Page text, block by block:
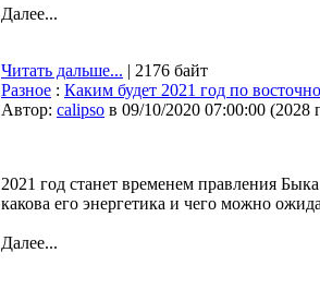
Далее...
Читать дальше... | 2176 байт
Разное : Каким будет 2021 год по
Автор: calipso в 09/10/2020 07:00:00 (2028
2021 год станет временем правления
какова его энергетика и чего можно
Далее...